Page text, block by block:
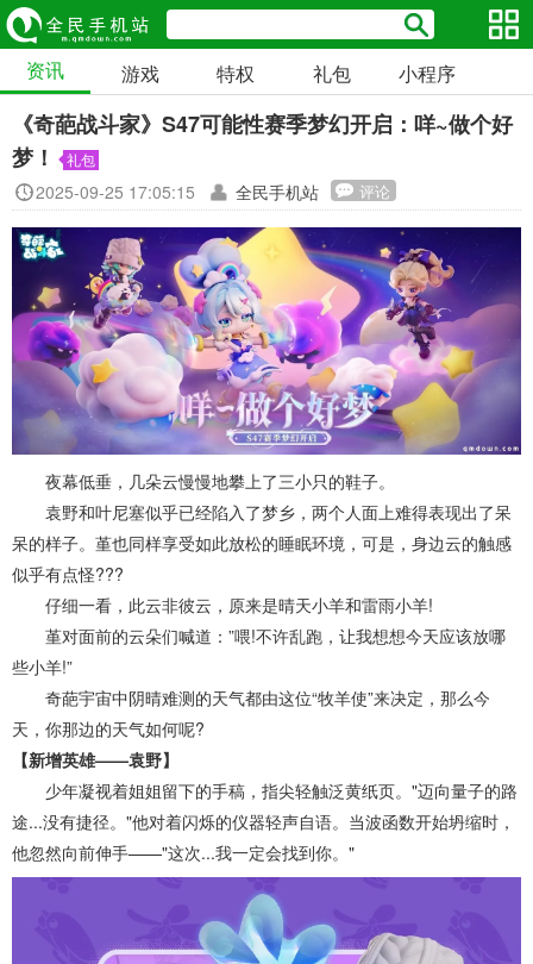
资讯 游戏 特权 礼包 小程序
《奇葩战斗家》S47可能性赛季梦幻开启：咩~做个好
梦！
礼包
2025-09-25 17:05:15 全民手机站 评论
夜幕低垂，几朵云慢慢地攀上了三小只的鞋子。
袁野和叶尼塞似乎已经陷入了梦乡，两个人面上难得表现出了呆
呆的样子。堇也同样享受如此放松的睡眠环境，可是，身边云的触感
似乎有点怪???
仔细一看，此云非彼云，原来是晴天小羊和雷雨小羊!
堇对面前的云朵们喊道：”喂!不许乱跑，让我想想今天应该放哪
些小羊!”
奇葩宇宙中阴晴难测的天气都由这位“牧羊使”来决定，那么今
天，你那边的天气如何呢?
【新增英雄——袁野】
少年凝视着姐姐留下的手稿，指尖轻触泛黄纸页。"迈向量子的路
途...没有捷径。"他对着闪烁的仪器轻声自语。当波函数开始坍缩时，
他忽然向前伸手——"这次...我一定会找到你。"